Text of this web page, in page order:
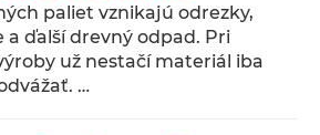
paliet vznikajú odrezky,
a ďalší drevný odpad. Pri
už nestačí materiál iba
…